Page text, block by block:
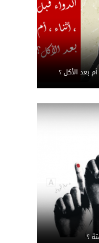
بعد الأكل ؟
؟